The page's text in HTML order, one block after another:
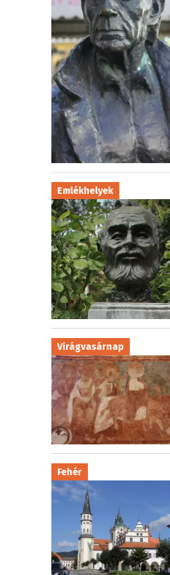
Emlékhelyek
Virágvasárnap
Fehér